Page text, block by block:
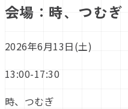
会場：時、つむぎ
2026年6月13日(土)
13:00-17:30
時、つむぎ